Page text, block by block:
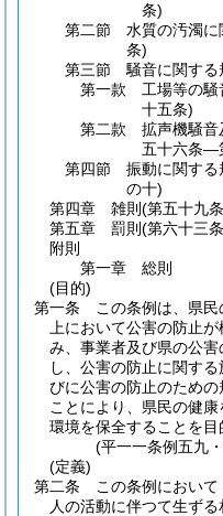
条)
第二節
水質の汚濁に
条)
第三節
騒音に関する
第一款
工場等の騒
十五条)
第二款
拡声機騒音
五十六条―
第四節
振動に関する
の十)
第四章
雑則 (第五十九
第五章
罰則 (第六十三
附則
第一章
総則
(目的)
第一条
この条例は、県
上において公害の防止
み、事業者及び県の公
し、公害の防止に関す
びに公害の防止のため
ことにより、県民の健
環境を保全することを目
(平一一条例五九
(定義)
第二条
この条例におい
人の活動に伴つて生ず